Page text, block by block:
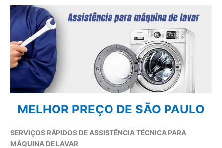
MELHOR PREÇO DE SÃO PAULO
SERVIÇOS RÁPIDOS DE ASSISTÊNCIA TÉCNICA PARA
MÁQUINA DE LAVAR